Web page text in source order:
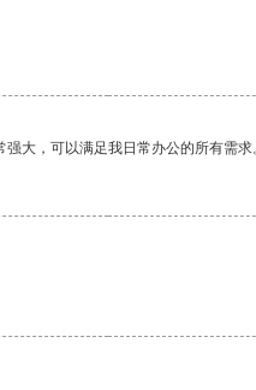
大，可以满足我日常办公的所有需求